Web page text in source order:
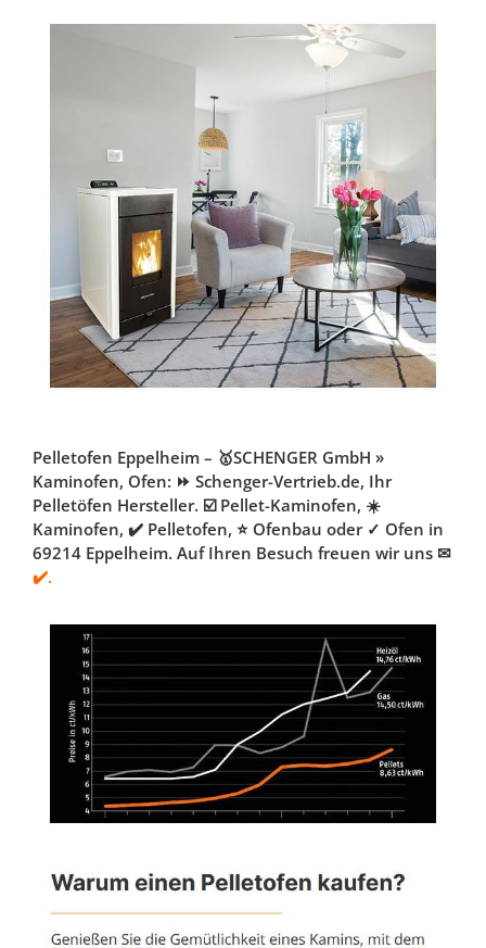
Pelletofen Eppelheim – 🥇SCHENGER GmbH »
Kaminofen, Ofen: ⏩ Schenger-Vertrieb.de, Ihr
Pelletöfen Hersteller. ☑️ Pellet-Kaminofen, ☀️
Kaminofen, ✔️ Pelletofen, ⭐ Ofenbau oder ✓ Ofen in
69214 Eppelheim. Auf Ihren Besuch freuen wir uns ✉
✔️.